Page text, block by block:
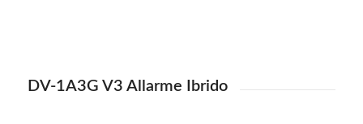
DV-1A3G V3 Allarme Ibrido